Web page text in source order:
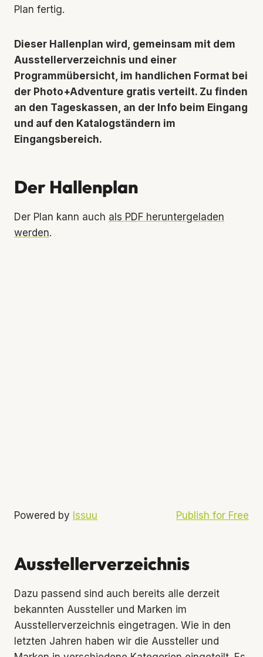
Plan fertig.
Dieser Hallenplan wird, gemeinsam mit dem
Ausstellerverzeichnis und einer
Programmübersicht, im handlichen Format bei
der Photo+Adventure gratis verteilt. Zu finden
an den Tageskassen, an der Info beim Eingang
und auf den Katalogständern im
Eingangsbereich.
Der Hallenplan
Der Plan kann auch als PDF heruntergeladen
werden.
Powered by Issuu Publish for Free
Ausstellerverzeichnis
Dazu passend sind auch bereits alle derzeit
bekannten Aussteller und Marken im
Ausstellerverzeichnis eingetragen. Wie in den
letzten Jahren haben wir die Aussteller und